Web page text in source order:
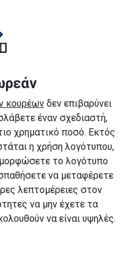
κουρέωνδεν επιβαρύνει
έναν σχεδιαστή,
χρηματικό ποσό. Εκτός
η χρήση λογότυπου,
το λογότυπο
να μεταφέρετε
λεπτομέρειες στον
να μην έχετε τα
να είναι υψηλές.